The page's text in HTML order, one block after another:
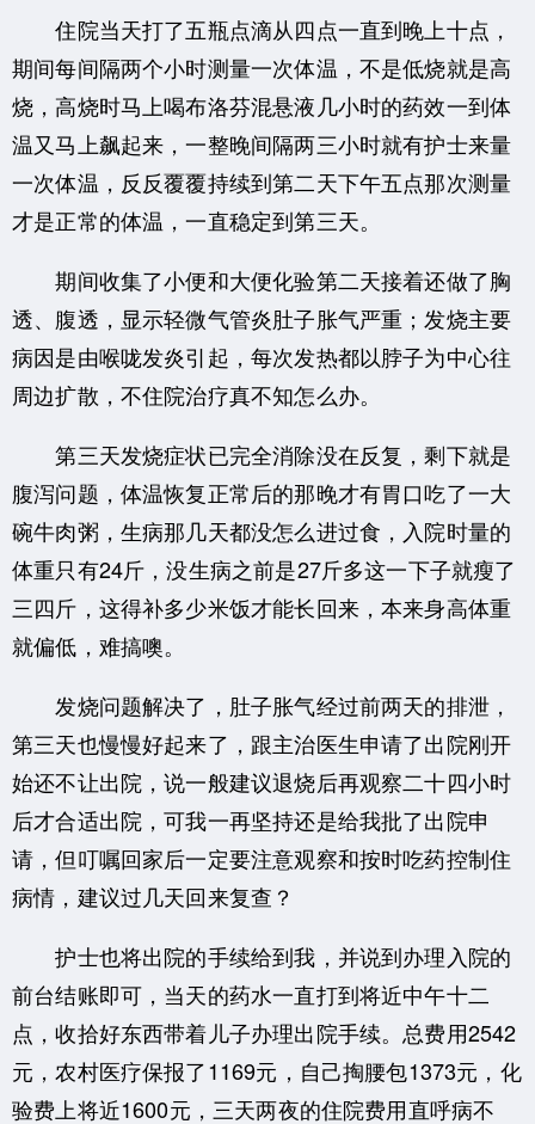
住院当天打了五瓶点滴从四点一直到晚上十点，
期间每间隔两个小时测量一次体温，不是低烧就是高
烧，高烧时马上喝布洛芬混悬液几小时的药效一到体
温又马上飙起来，一整晚间隔两三小时就有护士来量
一次体温，反反覆覆持续到第二天下午五点那次测量
才是正常的体温，一直稳定到第三天。
期间收集了小便和大便化验第二天接着还做了胸
透、腹透，显示轻微气管炎肚子胀气严重；发烧主要
病因是由喉咙发炎引起，每次发热都以脖子为中心往
周边扩散，不住院治疗真不知怎么办。
第三天发烧症状已完全消除没在反复，剩下就是
腹泻问题，体温恢复正常后的那晚才有胃口吃了一大
碗牛肉粥，生病那几天都没怎么进过食，入院时量的
体重只有24斤，没生病之前是27斤多这一下子就瘦了
三四斤，这得补多少米饭才能长回来，本来身高体重
就偏低，难搞噢。
发烧问题解决了，肚子胀气经过前两天的排泄，
第三天也慢慢好起来了，跟主治医生申请了出院刚开
始还不让出院，说一般建议退烧后再观察二十四小时
后才合适出院，可我一再坚持还是给我批了出院申
请，但叮嘱回家后一定要注意观察和按时吃药控制住
病情，建议过几天回来复查？
护士也将出院的手续给到我，并说到办理入院的
前台结账即可，当天的药水一直打到将近中午十二
点，收拾好东西带着儿子办理出院手续。总费用2542
元，农村医疗保报了1169元，自己掏腰包1373元，化
验费上将近1600元，三天两夜的住院费用直呼病不